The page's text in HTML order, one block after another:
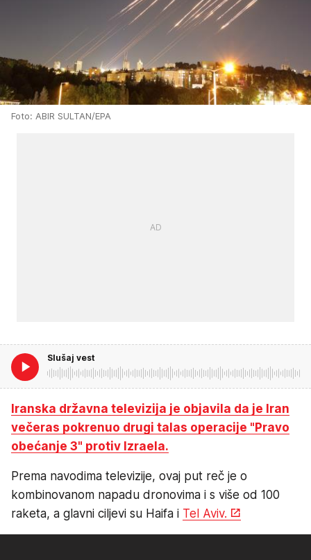
Foto: ABIR SULTAN/EPA
Slušaj vest
Iranska državna televizija je objavila da je Iran
večeras pokrenuo drugi talas operacije "Pravo
obećanje 3" protiv Izraela.
Prema navodima televizije, ovaj put reč je o
kombinovanom napadu dronovima i s više od 100
raketa, a glavni ciljevi su Haifa i Tel Aviv.